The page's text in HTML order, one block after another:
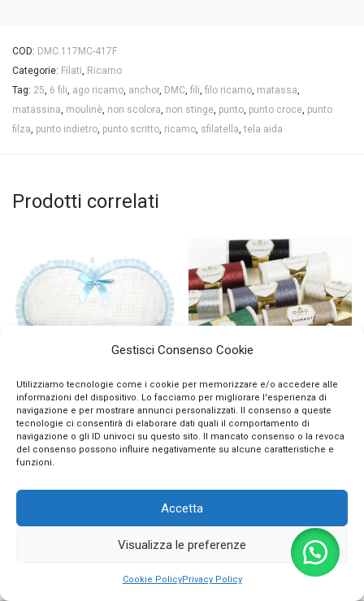
Gestisci Consenso Cookie
Utilizziamo tecnologie come i cookie per memorizzare e/o accedere alle
informazioni del dispositivo. Lo facciamo per migliorare l'esperienza di
navigazione e per mostrare annunci personalizzati. Il consenso a queste
tecnologie ci consentirà di elaborare dati quali il comportamento di
navigazione o gli ID univoci su questo sito. Il mancato consenso o la revoca
del consenso possono influire negativamente su alcune caratteristiche e
funzioni.
Accetta
Visualizza le preferenze
Cookie PolicyPrivacy Policy
COD: DMC.117MC-417F
Categorie: Filati Ricamo
Tag: 25 6 fili ago ricamo anchor, DMC fili filo ricamo matassa
matassina moulinè non scolora non stinge punto punto croce punto
filza punto indietro punto scritto ricamo sfilatella ,tela aida
Prodotti correlati
Fiocco Nascita AIDA
Ricamabile Punto Croce
Cuore con Orsetto che
Dorme
23,90€
Filo Ricamo e Gioielli
Diamant DMC Metallizzato
5,50 €